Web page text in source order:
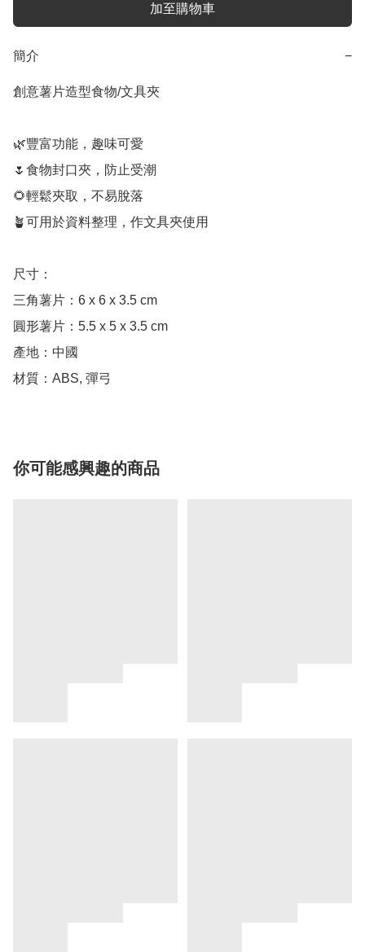
加至購物車
簡介 −
創意薯片造型食物/文具夾
🌿豐富功能，趣味可愛
🌷食物封口夾，防止受潮
🌻輕鬆夾取，不易脫落
🪴可用於資料整理，作文具夾使用
尺寸：
三角薯片：6 x 6 x 3.5 cm
圓形薯片：5.5 x 5 x 3.5 cm
產地：中國
材質：ABS, 彈弓
你可能感興趣的商品